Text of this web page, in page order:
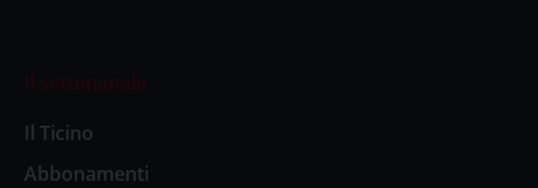
Il settimanale
Il Ticino
Abbonamenti